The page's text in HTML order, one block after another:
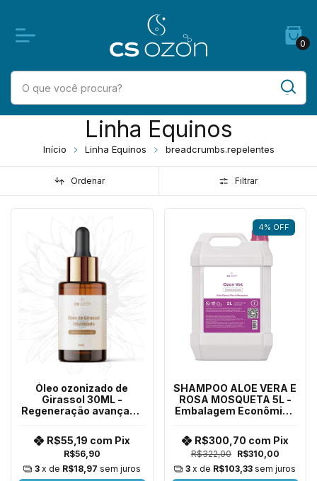
0
Linha Equinos
Início Linha Equinos breadcrumbs.repelentes
Ordenar Filtrar
Óleo ozonizado de
Girassol 30ML -
Regeneração avançada
R$56,90
R$55,19 com Pix
3 x de R$18,97 sem juros
4% OFF
SHAMPOO ALOE VERA E
ROSA MOSQUETA 5L -
Embalagem Econômica
R$322,00 R$310,00
R$300,70 com Pix
3 x de R$103,33 sem juros